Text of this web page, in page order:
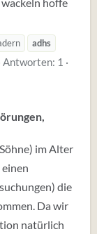
adhs
Antworten: 1
im Alter
die
Da wir
natürlich